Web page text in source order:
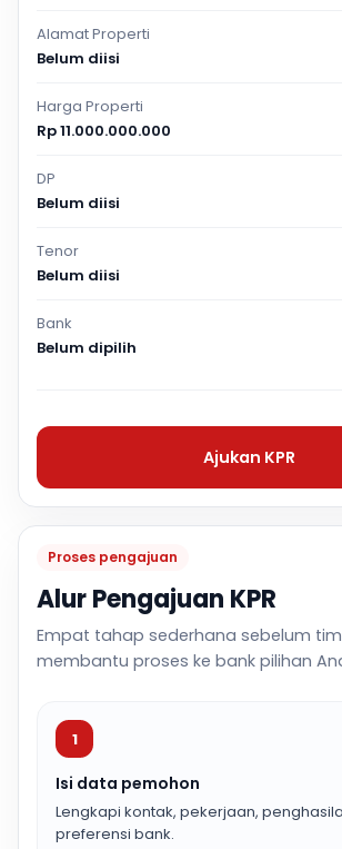
Proses pengajuan
Alur Pengajuan KPR
Empat tahap sederhana sebelum
membantu proses ke bank pilihan
1
Isi data pemohon
Lengkapi kontak, pekerjaan,
preferensi bank.
Alamat Properti
Belum diisi
Harga Properti
Rp 11.000.000.000
DP
Belum diisi
Tenor
Belum diisi
Bank
Belum dipilih
Ajukan KPR